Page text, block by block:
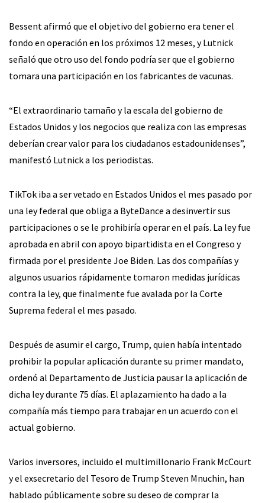
Bessent afirmó que el objetivo del gobierno era tener el
fondo en operación en los próximos 12 meses, y Lutnick
señaló que otro uso del fondo podría ser que el gobierno
tomara una participación en los fabricantes de vacunas.
“El extraordinario tamaño y la escala del gobierno de
Estados Unidos y los negocios que realiza con las empresas
deberían crear valor para los ciudadanos estadounidenses”,
manifestó Lutnick a los periodistas.
TikTok iba a ser vetado en Estados Unidos el mes pasado por
una ley federal que obliga a ByteDance a desinvertir sus
participaciones o se le prohibiría operar en el país. La ley fue
aprobada en abril con apoyo bipartidista en el Congreso y
firmada por el presidente Joe Biden. Las dos compañías y
algunos usuarios rápidamente tomaron medidas jurídicas
contra la ley, que finalmente fue avalada por la Corte
Suprema federal el mes pasado.
Después de asumir el cargo, Trump, quien había intentado
prohibir la popular aplicación durante su primer mandato,
ordenó al Departamento de Justicia pausar la aplicación de
dicha ley durante 75 días. El aplazamiento ha dado a la
compañía más tiempo para trabajar en un acuerdo con el
actual gobierno.
Varios inversores, incluido el multimillonario Frank McCourt
y el exsecretario del Tesoro de Trump Steven Mnuchin, han
hablado públicamente sobre su deseo de comprar la